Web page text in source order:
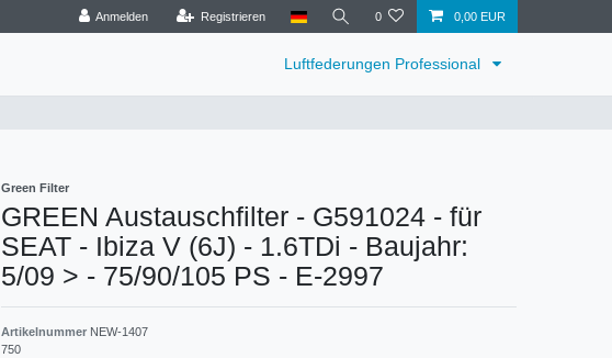
Anmelden Registrieren 0 0,00 EUR
Luftfederungen Professional
Green Filter
GREEN Austauschfilter - G591024 - für
SEAT - Ibiza V (6J) - 1.6TDi - Baujahr:
5/09 > - 75/90/105 PS - E-2997
Artikelnummer NEW-1407
750